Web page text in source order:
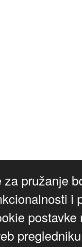
pružanje
i